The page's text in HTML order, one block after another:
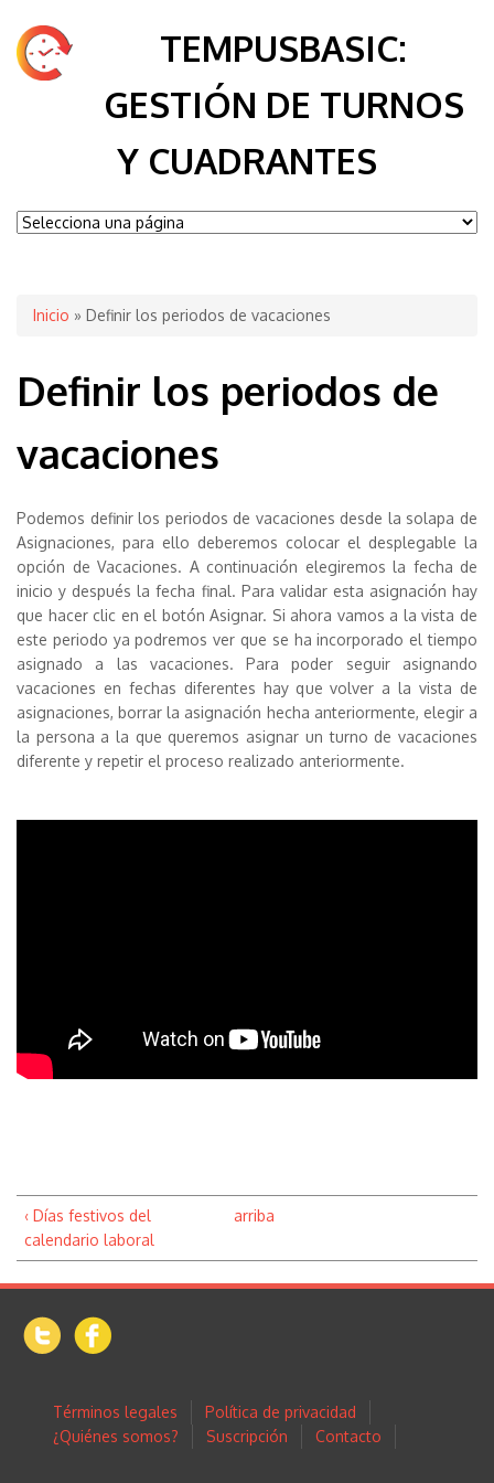
TEMPUSBASIC:
GESTIÓN DE TURNOS
Y CUADRANTES
Se encuentra usted aquí
Inicio » Definir los periodos de vacaciones
Definir los periodos de
vacaciones
Podemos definir los periodos de vacaciones desde la solapa de
Asignaciones, para ello deberemos colocar el desplegable la
opción de Vacaciones. A continuación elegiremos la fecha de
inicio y después la fecha final. Para validar esta asignación hay
que hacer clic en el botón Asignar. Si ahora vamos a la vista de
este periodo ya podremos ver que se ha incorporado el tiempo
asignado a las vacaciones. Para poder seguir asignando
vacaciones en fechas diferentes hay que volver a la vista de
asignaciones, borrar la asignación hecha anteriormente, elegir a
la persona a la que queremos asignar un turno de vacaciones
diferente y repetir el proceso realizado anteriormente.
‹ Días festivos del
calendario laboral
arriba
Términos legales
Política de privacidad
¿Quiénes somos?
Suscripción Contacto